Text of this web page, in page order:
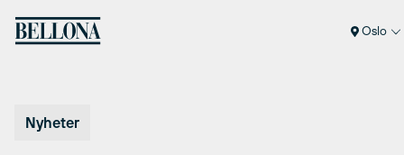
Oslo
Nyheter